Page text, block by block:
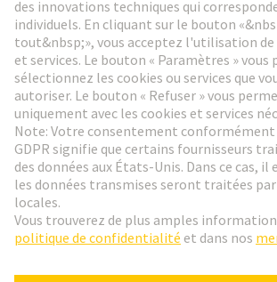
Aller à l'inscription
Social Media
Suisse Français